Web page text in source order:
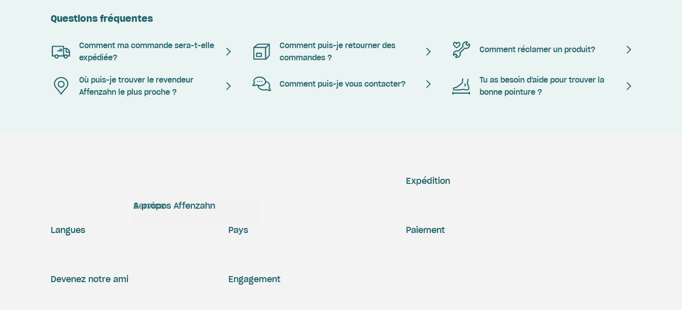
Questions fréquentes
Comment ma commande sera-t-elle
expédiée?
Comment puis-je retourner des
commandes ?
Comment réclamer un produit?
Où puis-je trouver le revendeur
Affenzahn le plus proche ?
Comment puis-je vous contacter?
Tu as besoin d'aide pour trouver la
bonne pointure ?
Service
A propos Affenzahn
Expédition
Paiement
Engagement
Devenez notre ami
Langues Pays